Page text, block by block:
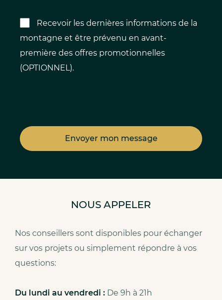
Recevoir les dernières informations de la
montagne et être prévenu en avant-
première des offres promotionnelles
(OPTIONNEL).
NOUS APPELER
Nos conseillers sont disponibles pour échanger
sur vos projets ou simplement répondre à vos
questions:
Du lundi au vendredi : De 9h à 21h